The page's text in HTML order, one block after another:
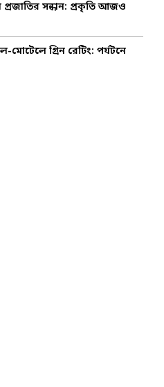
সন্ধান: প্রকৃতি আজও
গ্রিন রেটিং: পর্যটনে